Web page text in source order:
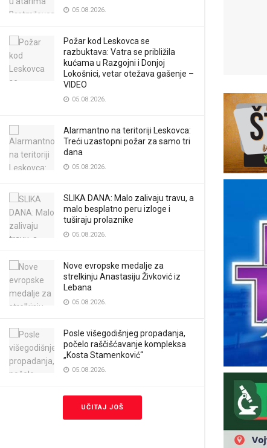
05.08.2026.
Požar kod Leskovca se
razbuktava: Vatra se približila
kućama u Razgojni i Donjoj
Lokošnici, vetar otežava gašenje –
VIDEO
05.08.2026.
Alarmantno na teritoriji Leskovca:
Treći uzastopni požar za samo tri
dana
05.08.2026.
SLIKA DANA: Malo zalivaju travu, a
malo besplatno peru izloge i
tuširaju prolaznike
05.08.2026.
Nove evropske medalje za
strelkinju Anastasiju Živković iz
Lebana
05.08.2026.
Posle višegodišnjeg propadanja,
počelo raščišćavanje kompleksa
„Kosta Stamenković“
05.08.2026.
UČITAJ JOŠ